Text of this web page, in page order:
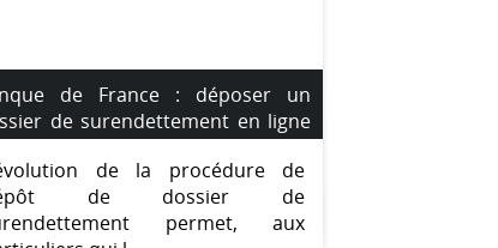
de France : déposer un
de surendettement en ligne
maintenant possible.
de la procédure de
de dossier de
permet, aux